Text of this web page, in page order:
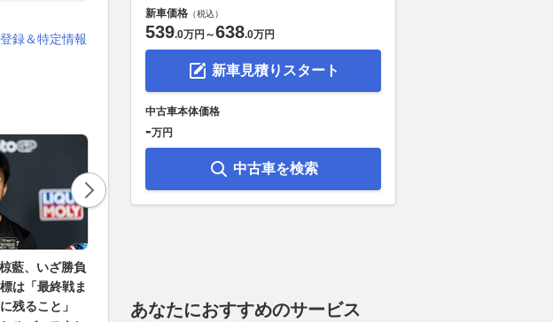
録＆特定情報
藍、いざ勝負
は「最終戦ま
残ること」
れたマツダ「CX-8」
ム三菱ラリーアートの戦いがま
新車価格 （税込）
539.0万円 ～638.0万円
新車見積りスタート
中古車本体価格
-万円
中古車を検索
あなたにおすすめのサービス